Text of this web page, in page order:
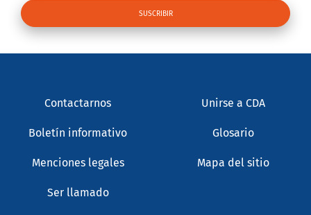
Contactarnos Unirse a CDA
Boletín informativo Glosario
Menciones legales Mapa del sitio
Ser llamado